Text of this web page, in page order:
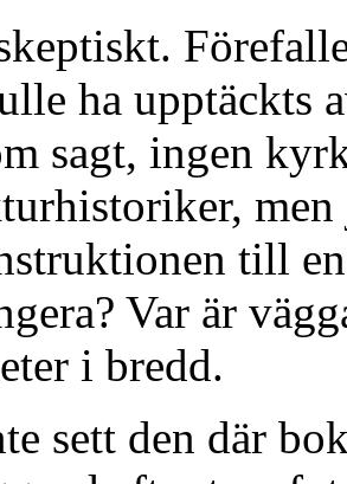
ha upptäckts
sagt, ingen
till
Var är
i bredd.
sett den där